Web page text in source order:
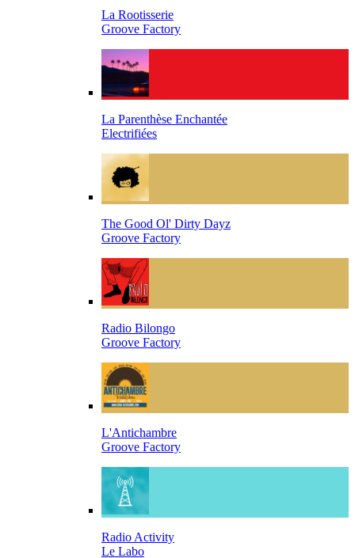
La Rootisserie
Groove Factory
La Parenthèse Enchantée
Electrifiées
The Good Ol' Dirty Dayz
Groove Factory
Radio Bilongo
Groove Factory
L'Antichambre
Groove Factory
Radio Activity
Le Labo